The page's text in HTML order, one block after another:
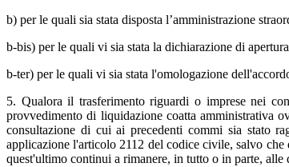
b) per le quali sia stata disposta l’amministrazione
b-bis) per le quali vi sia stata la dichiarazione di
b-ter) per le quali vi sia stata l'omologazione
5. Qualora il trasferimento riguardi o imprese nei
provvedimento di liquidazione coatta amministrativa
consultazione di cui ai precedenti commi sia stato
applicazione l'articolo 2112 del codice civile, salvo
quest'ultimo continui a rimanere, in tutto o in parte, alle